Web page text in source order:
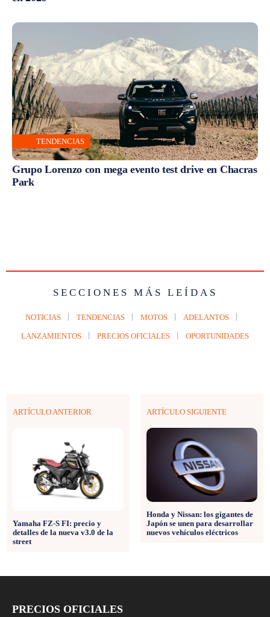
TENDENCIAS
Grupo Lorenzo con mega evento test drive en Chacras
Park
SECCIONES MÁS LEÍDAS
NOTICIAS TENDENCIAS MOTOS ADELANTOS
LANZAMIENTOS PRECIOS OFICIALES OPORTUNIDADES
ARTÍCULO ANTERIOR
Yamaha FZ-S FI: precio y
detalles de la nueva v3.0 de la
street
ARTÍCULO SIGUIENTE
Honda y Nissan: los gigantes de
Japón se unen para desarrollar
nuevos vehículos eléctricos
PRECIOS OFICIALES